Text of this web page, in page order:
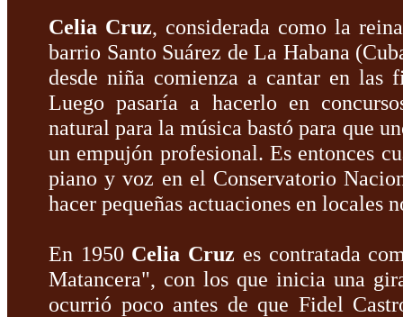
Celia Cruz, considerada como la
barrio Santo Suárez de La Habana
desde niña comienza a cantar en las
Luego pasaría a hacerlo en
natural para la música bastó para que
un empujón profesional. Es entonces
piano y voz en el Conservatorio
hacer pequeñas actuaciones en locales
En 1950 Celia Cruz es contratada
Matancera", con los que inicia una
ocurrió poco antes de que Fidel